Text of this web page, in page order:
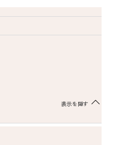
表示を隠す